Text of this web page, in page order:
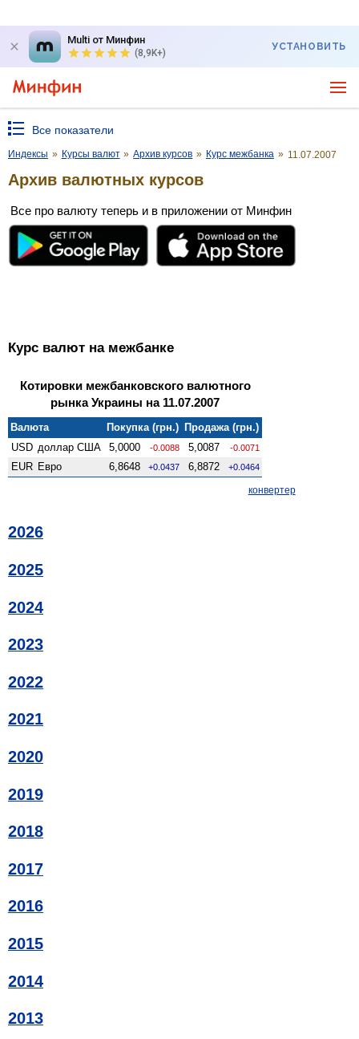
Multi от Минфин
(8,9K+)
УСТАНОВИТЬ
Все показатели
Индексы » Курсы валют » Архив курсов » Курс межбанка » 11.07.2007
Архив валютных курсов
Все про валюту теперь и в приложении от Минфин
Курс валют на межбанке
Котировки межбанковского валютного
рынка Украины на 11.07.2007
Валюта Покупка (грн.) Продажа (грн.)
USD доллар США 5,0000 -0.0088 5,0087 -0.0071
EUR Евро 6,8648 +0.0437 6,8872 +0.0464
конвертер
2026
2025
2024
2023
2022
2021
2020
2019
2018
2017
2016
2015
2014
2013